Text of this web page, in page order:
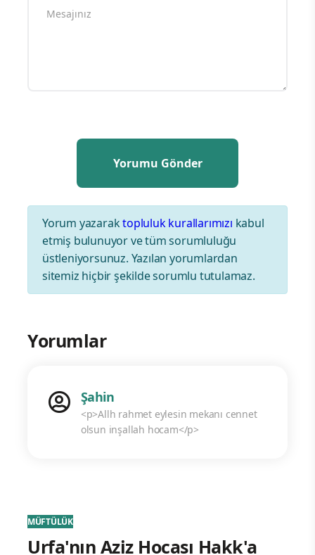
Yorum yazaraktopluluk kurallarımızı kabul
etmiş bulunuyor ve tüm sorumluluğu
üstleniyorsunuz. Yazılan yorumlardan
sitemiz hiçbir şekilde sorumlu tutulamaz.
Yorumlar
Şahin
<p>Allh rahmet eylesin mekanı cennet
olsun inşallah hocam</p>
MÜFTÜLÜK
Urfa'nın Aziz Hocası Hakk'a